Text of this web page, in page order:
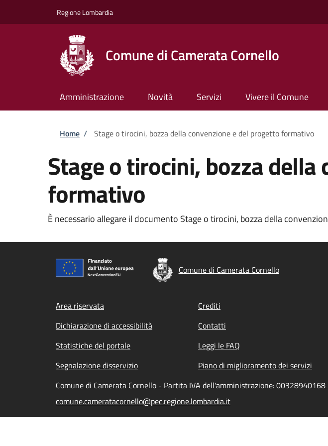
Regione Lombardia
Comune di Camerata Cornello
Amministrazione Novità Servizi Vivere il Comune
Briciole di pane
Home / Stage o tirocini, bozza della convenzione e del progetto formativo
Stage o tirocini, bozza
formativo
È necessario allegare il documento Stage o tirocini, bozza della
Comune di Camerata Cornello
Footer menu
Area riservata Crediti
Dichiarazione di accessibilità
Contatti
Statistiche del portale
Leggi le FAQ
Segnalazione disservizio
Piano di miglioramento dei servizi
Comune di Camerata Cornello - Partita IVA dell'amministrazione: 00328940168
comune.cameratacornello@pec.regione.lombardia.it